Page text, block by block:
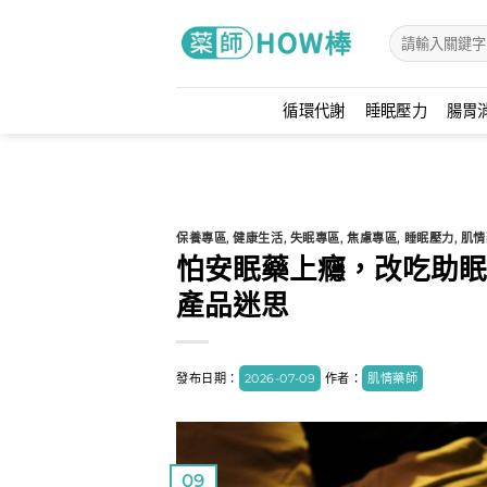
循環代謝 睡眠壓力 腸胃
保養專區,健康生活, 失眠專區,焦慮專區, 睡眠壓力, 肌
怕安眠藥上癮，改吃助
產品迷思
發布日期： 2026-07-09 作者： 肌情藥師
09